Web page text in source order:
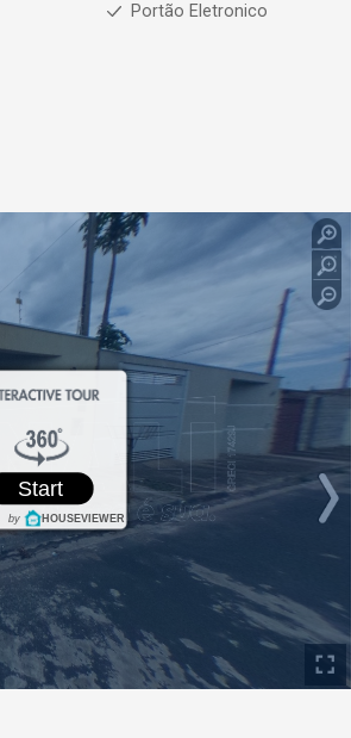
Portão Eletronico